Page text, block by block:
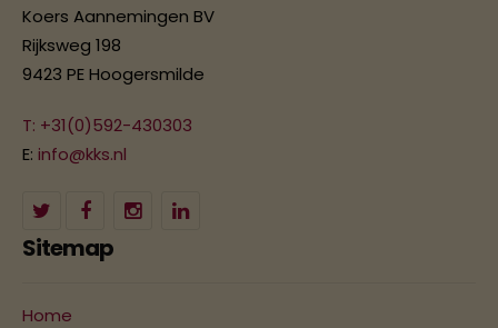
Koers Aannemingen BV
Rijksweg 198
9423 PE Hoogersmilde
T: +31(0)592-430303
E: info@kks.nl
Sitemap
Home